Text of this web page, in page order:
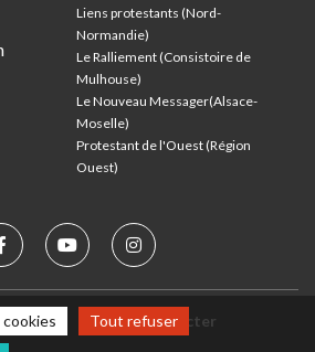
Liens protestants (Nord-
Normandie)
Le Ralliement (Consistoire de
Mulhouse)
Le Nouveau Messager(Alsace-
Moselle)
Protestant de l'Ouest (Région
Ouest)
Nous contacter
Tout refuser